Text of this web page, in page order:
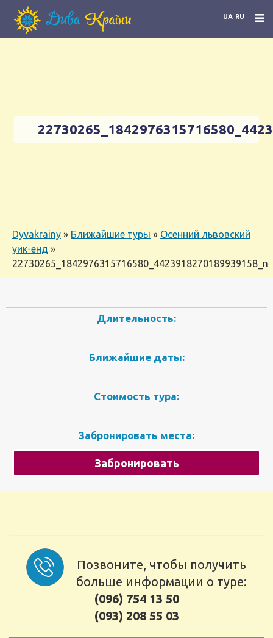
UA RU
Dyvakrainy » Ближайшие туры » Осенний львовский
уик-енд »
22730265_1842976315716580_4423918270189939158_n
Длительность:
Ближайшие даты:
Стоимость тура:
Забронировать места:
Забронировать
Позвоните, чтобы получить
больше информации о туре:
(096) 754 13 50
(093) 208 55 03